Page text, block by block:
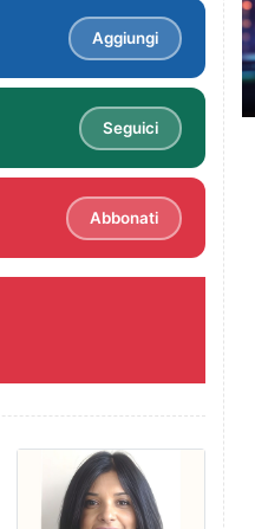
Aggiungi
Seguici
Abbonati